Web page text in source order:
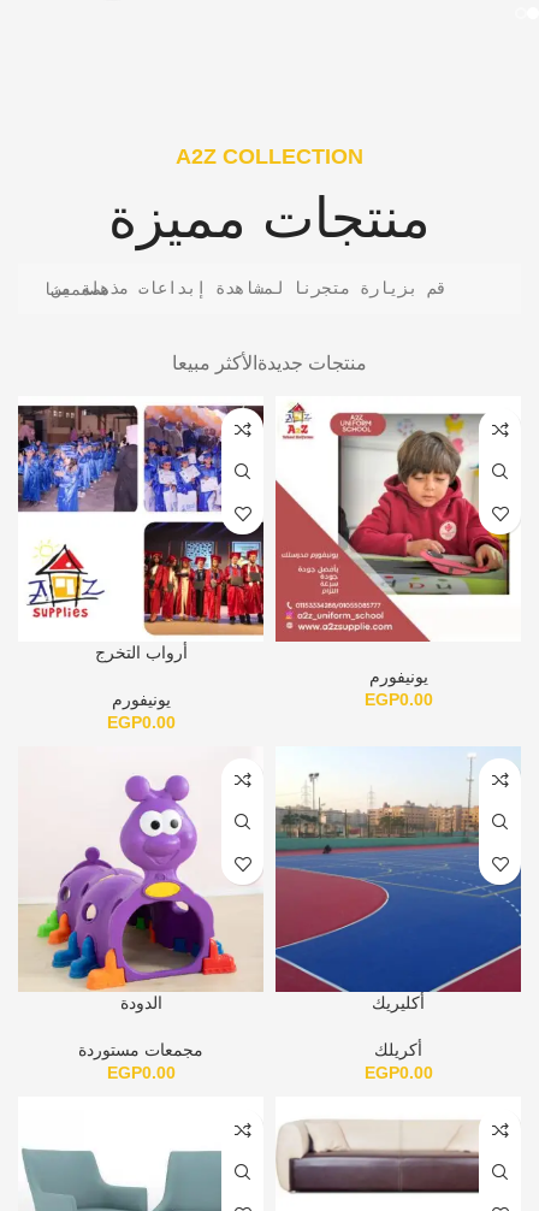
A2Z COLLECTION
منتجات مميزة
قم بزيارة متجرنا لمشاهدة إبداعات مذهلة من مصممينا
منتجات جديدة الأكثر مبيعا
يونيفورم
EGP0.00
أرواب التخرج
يونيفورم
EGP0.00
أكليريك
أكريلك
EGP0.00
الدودة
مجمعات مستوردة
EGP0.00